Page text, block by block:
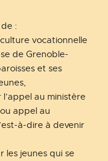
:
vocationnelle
de Grenoble-
et ses
au ministère
appel au
à-dire à devenir
les jeunes qui se